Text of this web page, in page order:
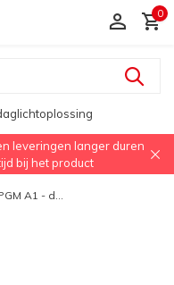
0
leveringen langer duren
bij het product
A1 - d...